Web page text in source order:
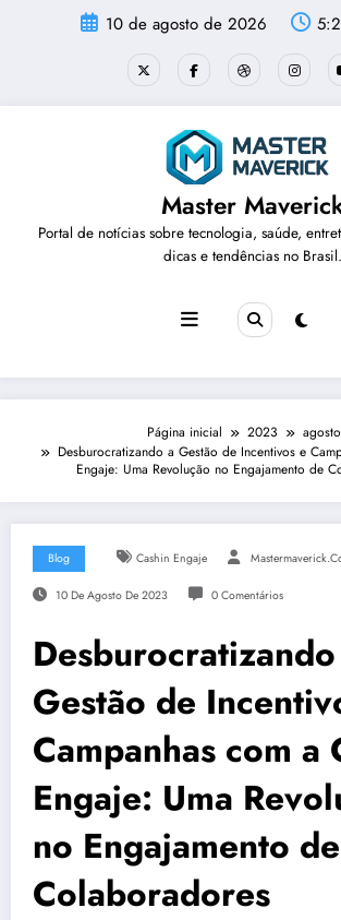
10 de agosto de 2026
Master
Portal de notícias sobre tecnologia, saúde,
dicas e tendências no Brasil.
Página inicial 2023
agosto
Desburocratizando a Gestão de Incentivos e
Engaje: Uma Revolução no Engajamento de
Blog Cashin Engaje
10 De Agosto De 2023 0 Comentários
Gestão de
Campanhas com a
Engaje: Uma
no Engajamento de
Colaboradores